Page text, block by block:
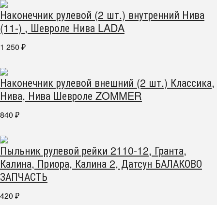
Наконечник рулевой (2 шт.) внутренний Нива
(11-) , Шевроле Нива LADA
1 250 ₽
Наконечник рулевой внешний (2 шт.) Классика,
Нива, Нива Шевроле ZOMMER
840 ₽
Пыльник рулевой рейки 2110-12, Гранта,
Калина, Приора, Калина 2, Датсун БАЛАКОВО
ЗАПЧАСТЬ
420 ₽